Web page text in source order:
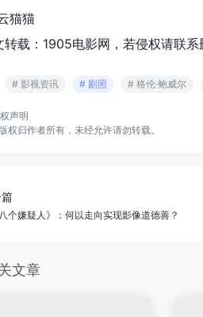
猫猫
转载：1905电影网，若侵权请联系
# 影视资讯 # 剧照 # 格伦·鲍威尔
声明
权归作者所有，未经允许请勿转载。
篇
八个嫌疑人》：何以走向实现影像道德善？
文章